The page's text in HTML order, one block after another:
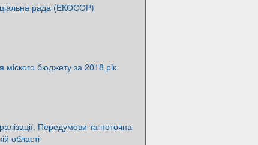
рада (ЕКОСОР)
мiского бюджету за 2018 рiк
Передумови та поточна
області